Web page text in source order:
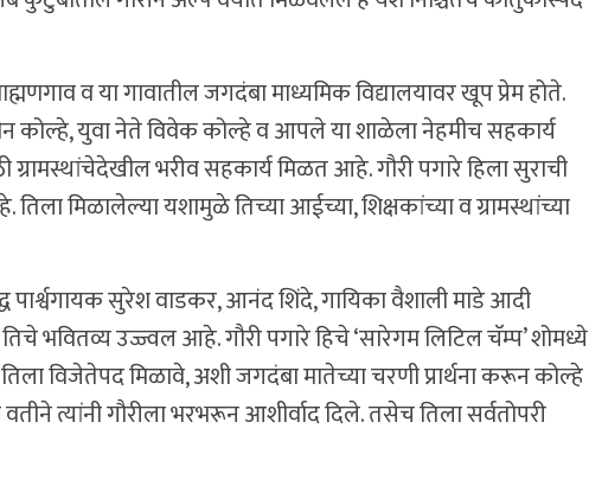
व या गावातील जगदंबा माध्यमिक विद्यालयावर खूप प्रेम होते.
कोल्हे, युवा नेते विवेक कोल्हे व आपले या शाळेला नेहमीच सहकार्य
ग्रामस्थांचेदेखील भरीव सहकार्य मिळत आहे. गौरी पगारे हिला सुराची
मिळालेल्या यशामुळे तिच्या आईच्या, शिक्षकांच्या व ग्रामस्थांच्या
पार्श्वगायक सुरेश वाडकर, आनंद शिंदे, गायिका वैशाली माडे आदी
भवितव्य उज्ज्वल आहे. गौरी पगारे हिचे ‘सारेगम लिटिल चॅम्प’ शोमध्ये
विजेतेपद मिळावे, अशी जगदंबा मातेच्या चरणी प्रार्थना करून कोल्हे
त्यांनी गौरीला भरभरून आशीर्वाद दिले. तसेच तिला सर्वतोपरी